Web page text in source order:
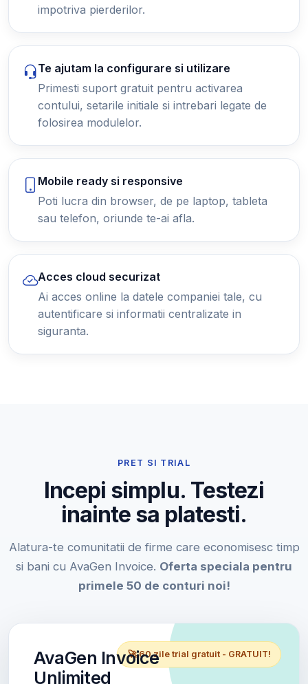
impotriva pierderilor.
Te ajutam la configurare si utilizare
Primesti suport gratuit pentru activarea
contului, setarile initiale si intrebari legate de
folosirea modulelor.
Mobile ready si responsive
Poti lucra din browser, de pe laptop, tableta
sau telefon, oriunde te-ai afla.
Acces cloud securizat
Ai acces online la datele companiei tale, cu
autentificare si informatii centralizate in
siguranta.
PRET SI TRIAL
Incepi simplu. Testezi
inainte sa platesti.
Alatura-te comunitatii de firme care economisesc timp
si bani cu AvaGen Invoice. Oferta speciala pentru
primele 50 de conturi noi!
🚀 60 zile trial gratuit - GRATUIT!
AvaGen Invoice
Unlimited